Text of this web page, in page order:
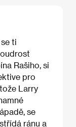
ti
Rašiho, si
pro
Larry
se
ránu a